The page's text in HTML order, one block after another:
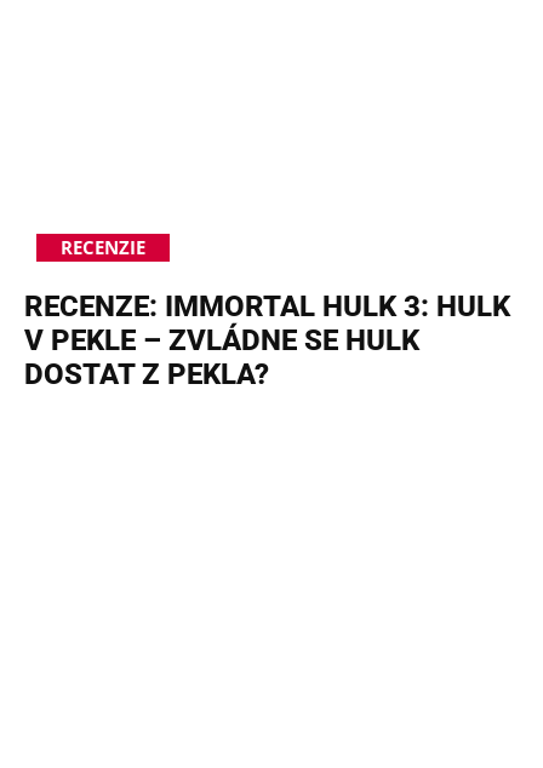
RECENZIE
RECENZE: IMMORTAL HULK 3: HULK
V PEKLE – ZVLÁDNE SE HULK
DOSTAT Z PEKLA?